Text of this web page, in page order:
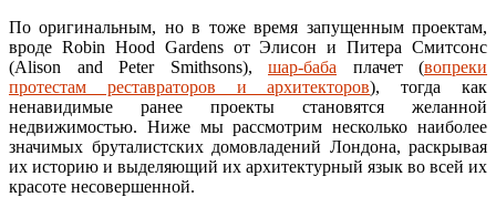
По оригинальным, но в тоже время запущенным проектам,
вроде Robin Hood Gardens от Элисон и Питера Смитсонс
(Alison and Peter Smithsons), шар-баба плачет (вопреки
протестам реставраторов и архитекторов), тогда как
ненавидимые ранее проекты становятся желанной
недвижимостью. Ниже мы рассмотрим несколько наиболее
значимых бруталистских домовладений Лондона, раскрывая
их историю и выделяющий их архитектурный язык во всей их
красоте несовершенной.